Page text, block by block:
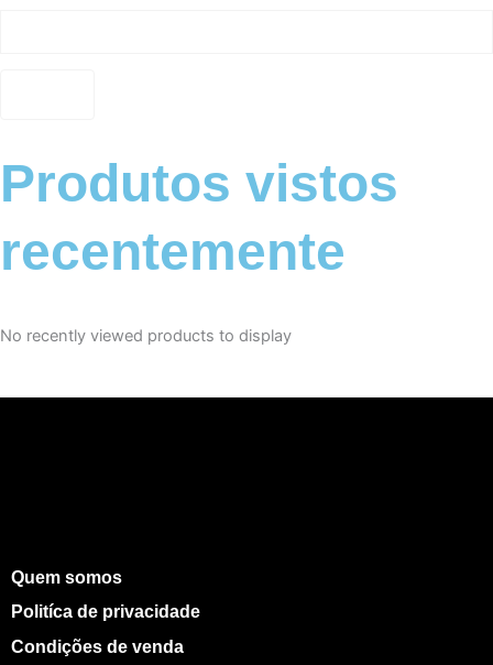
Produtos vistos
recentemente
No recently viewed products to display
Quem somos
Politíca de privacidade
Condições de venda